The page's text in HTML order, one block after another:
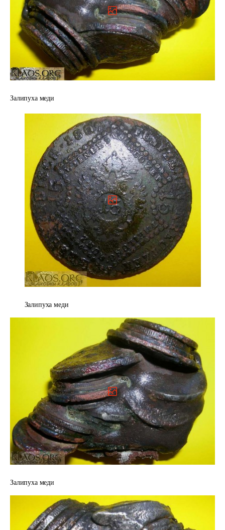
Залипуха меди
Залипуха меди
Залипуха меди